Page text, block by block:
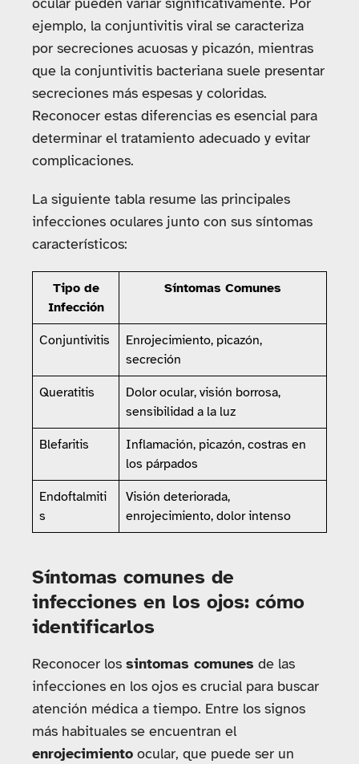
ejemplo, la conjuntivitis viral se caracteriza
por secreciones acuosas y picazón, mientras
que la conjuntivitis bacteriana suele presentar
secreciones más espesas y coloridas.
Reconocer estas diferencias es esencial para
determinar el tratamiento adecuado y evitar
complicaciones.
La siguiente tabla resume las principales
infecciones oculares junto con sus síntomas
característicos:
Tipo de
Infección
Síntomas Comunes
Conjuntivitis
Enrojecimiento, picazón,
secreción
Queratitis
Dolor ocular, visión borrosa,
sensibilidad a la luz
Blefaritis
Inflamación, picazón, costras en
los párpados
Endoftalmiti
s
Visión deteriorada,
enrojecimiento, dolor intenso
Síntomas comunes de
infecciones en los ojos: cómo
identificarlos
Reconocer los sintomas comunes de las
infecciones en los ojos es crucial para buscar
atención médica a tiempo. Entre los signos
más habituales se encuentran el
enrojecimiento ocular, que puede ser un